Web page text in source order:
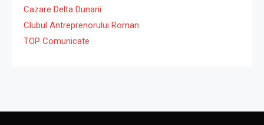
Cazare Delta Dunarii
Clubul Antreprenorului Roman
TOP Comunicate